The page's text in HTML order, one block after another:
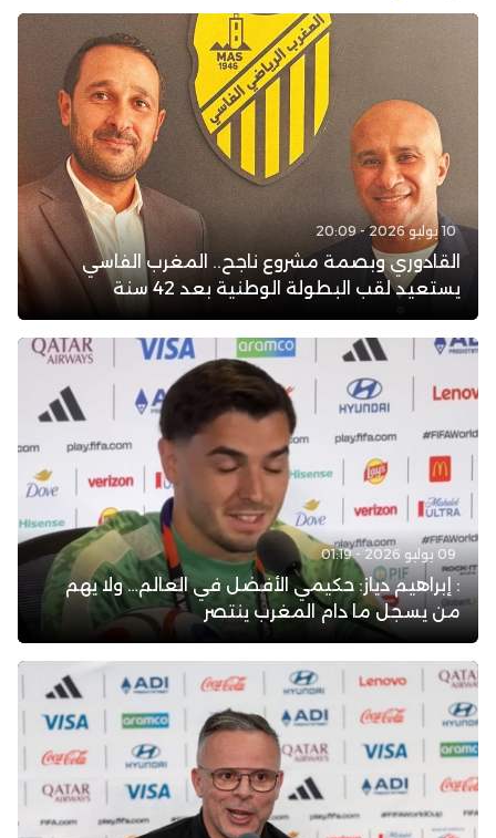
10 يوليو 2026 - 20:09
القادوري وبصمة مشروع ناجح.. المغرب الفاسي
يستعيد لقب البطولة الوطنية بعد 42 سنة
09 يوليو 2026 - 01:19
: إبراهيم دياز: حكيمي الأفضل في العالم… ولا يهم
من يسجل ما دام المغرب ينتصر